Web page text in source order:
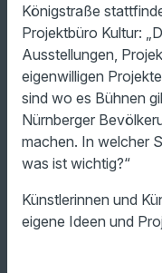
Königstraße
Projektbüro Kultur:
Ausstellungen,
eigenwilligen
sind wo es Bühnen
Nürnberger
machen. In welcher
was ist wichtig?“
Künstlerinnen und
eigene Ideen und